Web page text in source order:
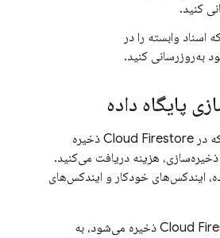
کنید.
اسناد وابسته را در
به‌روزرسانی کنید.
پایگاه داده
در Cloud Firestore ذخیره
ذخیره‌سازی، هزینه دریافت می‌کنید.
ایندکس‌های خودکار و ایندکس‌های
Cloud ذخیره می‌شود، به